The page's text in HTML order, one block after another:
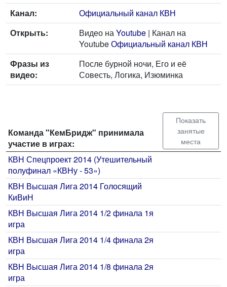
Канал:
Официальный канал КВН
Открыть:
Видео наYoutube | Канал на
YoutubeОфициальный канал КВН
Фразы из
видео:
После бурной ночи, Его и её
Совесть, Логика, Изюминка
Команда "КемБридж" принимала
участие в играх:
Показать
занятые
места
КВН Спецпроект 2014 (Утешительный
полуфинал «КВНу - 53»)
КВН Высшая Лига 2014 Голосящий
КиВиН
КВН Высшая Лига 2014 1/2 финала 1я
игра
КВН Высшая Лига 2014 1/4 финала 2я
игра
КВН Высшая Лига 2014 1/8 финала 2я
игра